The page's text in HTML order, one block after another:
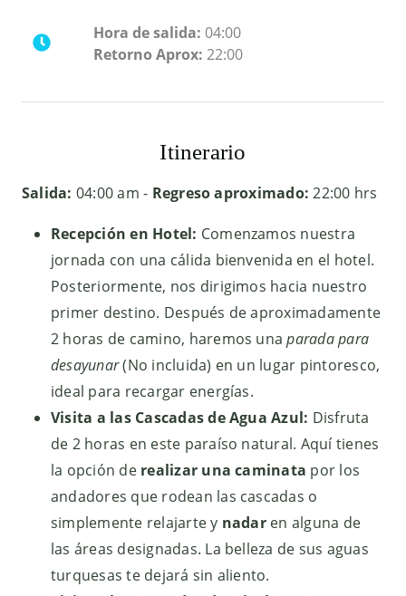
Hora de salida: 04:00
Retorno Aprox: 22:00
Itinerario
Salida: 04:00 am - Regreso aproximado: 22:00 hrs
Recepción en Hotel: Comenzamos nuestra
jornada con una cálida bienvenida en el hotel.
Posteriormente, nos dirigimos hacia nuestro
primer destino. Después de aproximadamente
2 horas de camino, haremos unaparada para
desayunar(No incluida) en un lugar pintoresco,
ideal para recargar energías.
Visita a las Cascadas de Agua Azul: Disfruta
de 2 horas en este paraíso natural. Aquí tienes
la opción de realizar una caminata por los
andadores que rodean las cascadas o
simplemente relajarte y nadaren alguna de
las áreas designadas. La belleza de sus aguas
turquesas te dejará sin aliento.